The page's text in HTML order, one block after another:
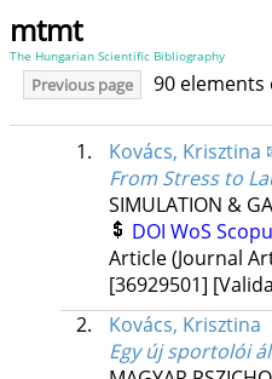
mtmt
The Hungarian Scientific Bibliography
Previous page 90 elements
1. Kovács, Krisztina
From Stress to
SIMULATION &
DOI WoS
Article (Journal
[36929501]
2.
Kovács, Krisztina
Egy új sportolói